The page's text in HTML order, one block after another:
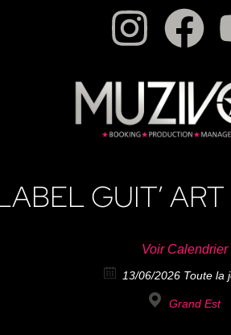
GUIT’
Voir Calendrier
13/06/2026 Toute la
Grand Est